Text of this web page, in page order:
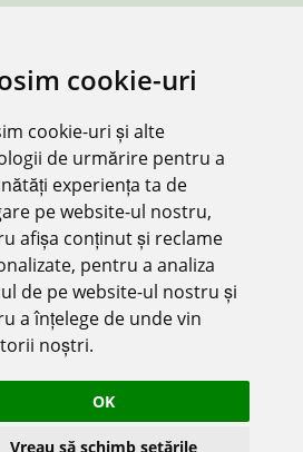
cookie-uri
cookie-uri și alte
de urmărire pentru a
experiența ta de
pe website-ul nostru,
afișa conținut și reclame
pentru a analiza
de pe website-ul nostru și
a înțelege de unde vin
noștri.
OK
Vreau să schimb setările
521